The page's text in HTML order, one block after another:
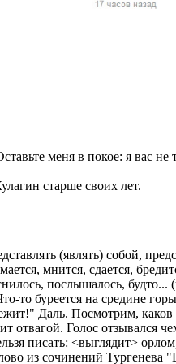
женщин и
страны),
меня в покое: я вас не
старше своих лет.
(являть) собой,
мнится, сдается,
послышалось,
то буреется на средине
Даль. Посмотрим,
Голос отзывался
писать: <выглядит>
из сочинений Тургенева